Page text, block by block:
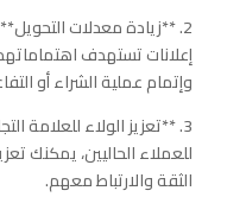
2. **زيادة معدلات
إعلانات تستهدف
وإتمام عملية الشراء أو
3. **تعزيز الولاء للعلامة
للعملاء الحاليين، يمكنك
الثقة والارتباط معهم.